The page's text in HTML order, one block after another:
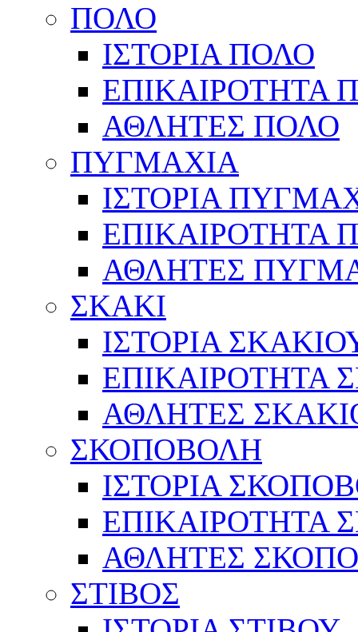
ΠΟΛΟ
ΙΣΤΟΡΙΑ ΠΟΛΟ
ΕΠΙΚΑΙΡΟΤΗΤΑ
ΑΘΛΗΤΕΣ ΠΟΛΟ
ΠΥΓΜΑΧΙΑ
ΙΣΤΟΡΙΑ
ΕΠΙΚΑΙΡΟΤΗΤΑ
ΑΘΛΗΤΕΣ
ΣΚΑΚΙ
ΙΣΤΟΡΙΑ
ΕΠΙΚΑΙΡΟΤΗΤΑ
ΑΘΛΗΤΕΣ
ΣΚΟΠΟΒΟΛΗ
ΙΣΤΟΡΙΑ
ΕΠΙΚΑΙΡΟΤΗΤΑ
ΑΘΛΗΤΕΣ
ΣΤΙΒΟΣ